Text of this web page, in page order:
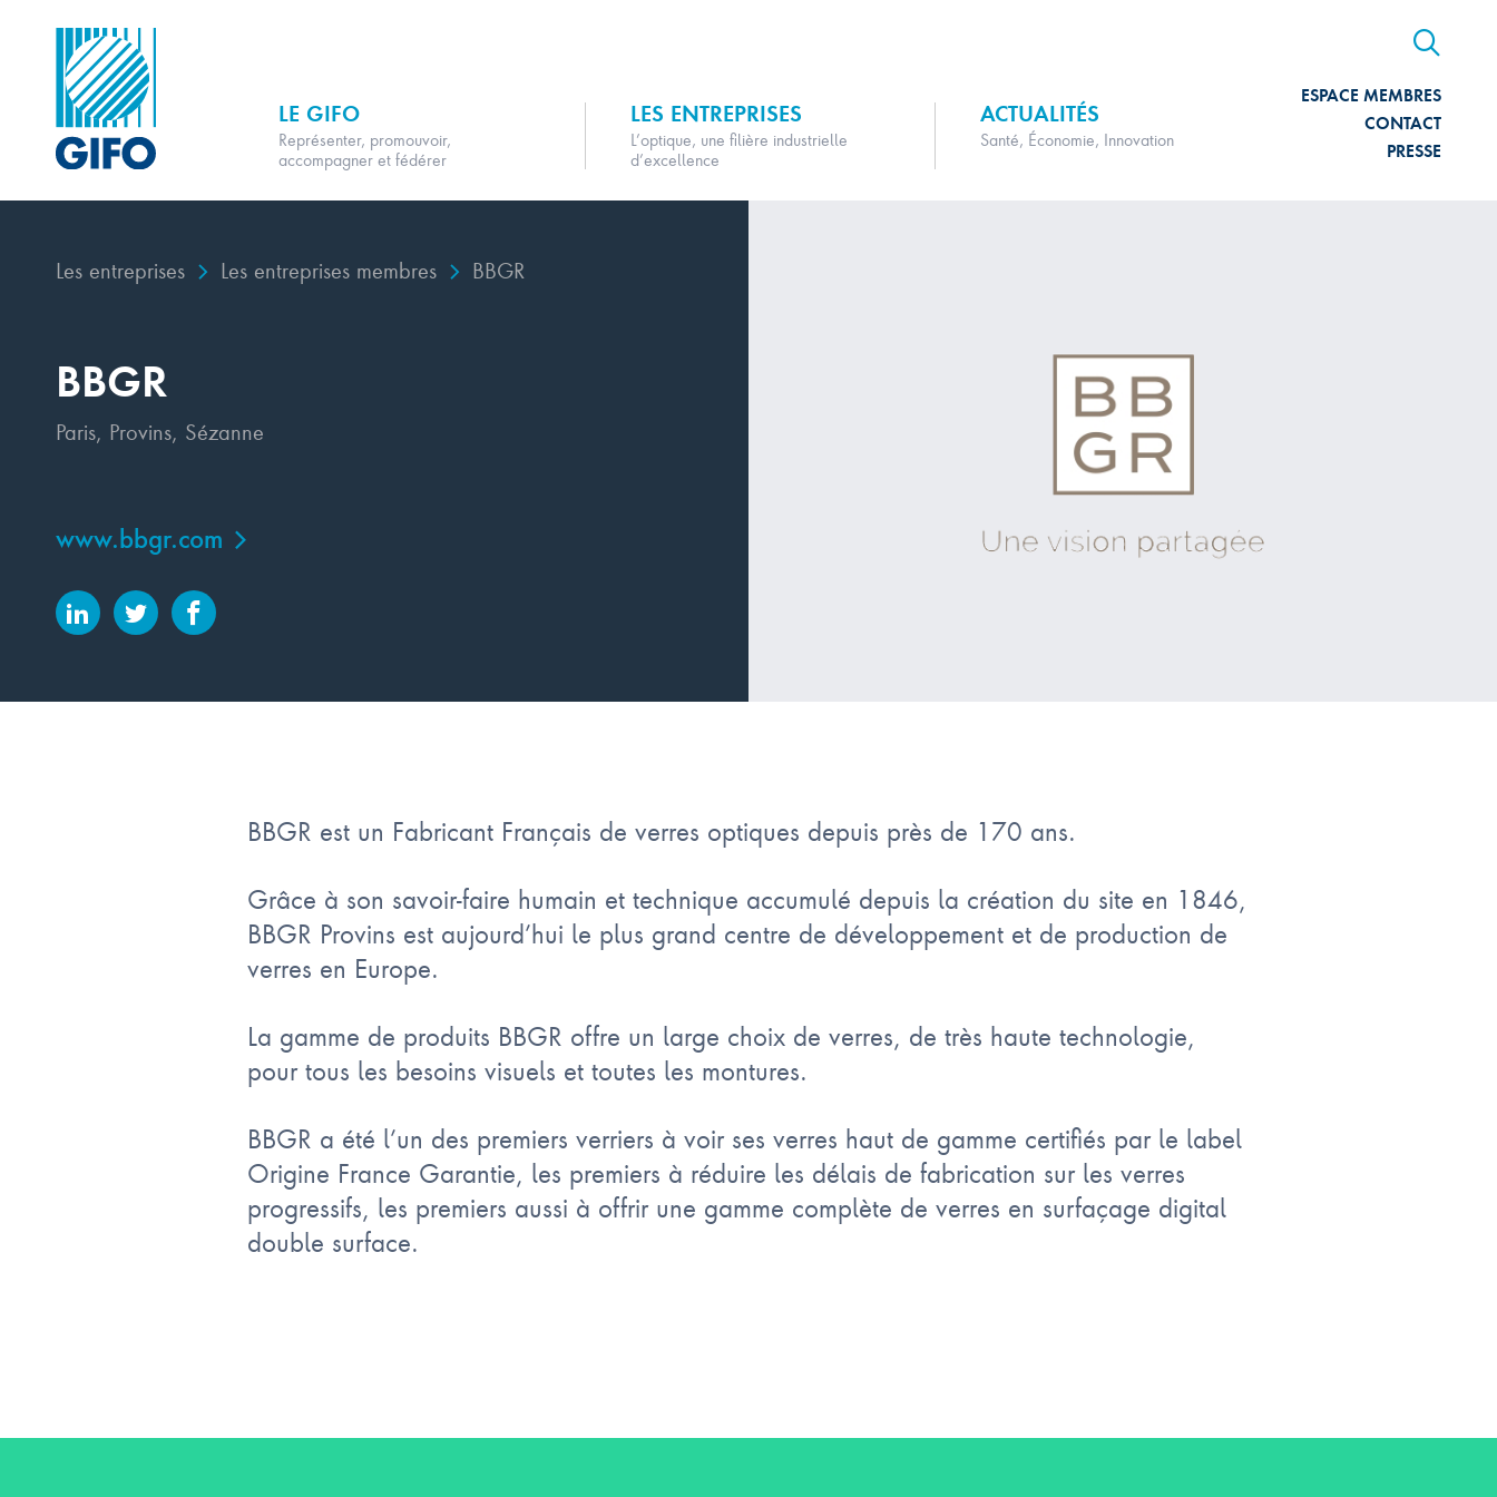
LE GIFO
Représenter, promouvoir,
accompagner et fédérer
LES ENTREPRISES
L’optique, une filière industrielle
d’excellence
ACTUALITÉS
Santé, Économie, Innovation
ESPACE MEMBRES
CONTACT
PRESSE
Les entreprises Les entreprises membres BBGR
BBGR
Paris, Provins, Sézanne
www.bbgr.com
BBGR est un Fabricant Français de verres optiques depuis près de 170 ans.
Grâce à son savoir-faire humain et technique accumulé depuis la création du site en 1846,
BBGR Provins est aujourd’hui le plus grand centre de développement et de production de
verres en Europe.
La gamme de produits BBGR offre un large choix de verres, de très haute technologie,
pour tous les besoins visuels et toutes les montures.
BBGR a été l’un des premiers verriers à voir ses verres haut de gamme certifiés par le label
Origine France Garantie, les premiers à réduire les délais de fabrication sur les verres
progressifs, les premiers aussi à offrir une gamme complète de verres en surfaçage digital
double surface.